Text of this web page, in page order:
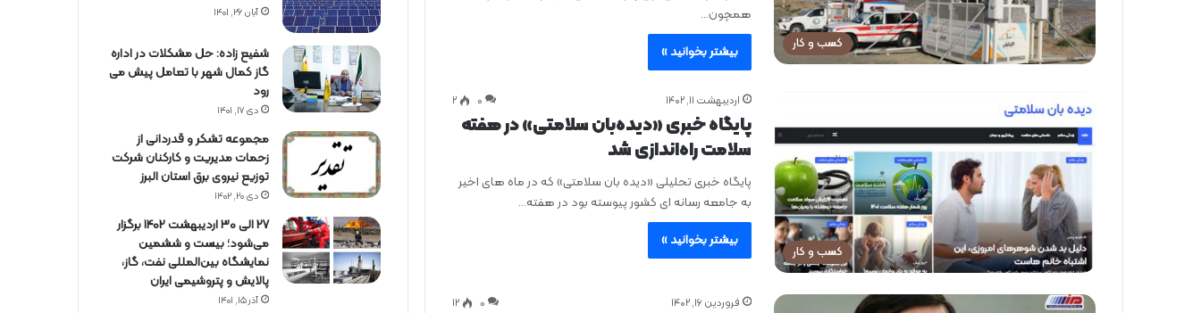
کسب و کار
همچون…
بیشتر بخوانید »
کسب و کار
اردیبهشت ۱۱, ۱۴۰۲ 0 ۲
پایگاه خبری «دیده‌بان سلامتی» در هفته
سلامت راه‌‌‌اندازی شد
پایگاه خبری تحلیلی «دیده ‌بان سلامتی» که در ماه‌ های اخیر
به جامعه رسانه ای کشور پیوسته بود در هفته…
بیشتر بخوانید »
فروردین ۱۶, ۱۴۰۲ 0 ۱۲
آبان ۲۶, ۱۴۰۱
شفیع زاده: حل مشکلات در اداره
گاز کمال شهر با تعامل پیش می
رود
دی ۱۷, ۱۴۰۱
مجموعه تشکر و قدردانی از
زحمات مدیریت و کارکنان شرکت
توزیع نیروی برق استان البرز
دی ۲۰, ۱۴۰۲
27 الی 30 اردیبهشت 1402 برگزار
می‌شود؛ بیست و ششمین
نمایشگاه بین‌المللی نفت، گاز،
پالایش و پتروشیمی ایران
آذر ۱۵, ۱۴۰۱